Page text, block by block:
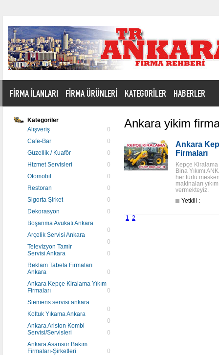
FİRMA İLANLARI FİRMA ÜRÜNLERİ KATEGORİLER HABERLER
Kategoriler
Alışveriş
0
Cafe-Bar
0
Güzellik / Kuaför
0
Hizmet Servisleri
0
Otomobil
0
Restoran
0
Sigorta Şirket
0
Dekorasyon
0
Boşanma Avukatı Ankara
0
Arçelik Servisi Ankara
0
Televizyon Tamir
Servisi Ankara
0
Reklam Tabela Firmaları
Ankara
0
Ankara Kepçe Kiralama Yıkım
Firmaları
0
Siemens servisi ankara
0
Koltuk Yıkama Ankara
0
Ankara Ariston Kombi
Servisi/Servisleri
0
Ankara Asansör Bakım
Firmaları-Şirketleri
0
Ankara yikim
Ankara
Firmaları
Kepçe
Bina Yıkımı
her türlü
makinaları
vermekteyiz.
Yetkili :
1 2